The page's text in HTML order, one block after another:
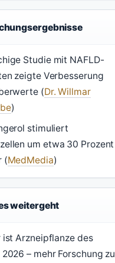
Studie mit NAFLD-
zeigte Verbesserung
(Dr. Willmar
)
stimuliert
um etwa 30 Prozent
(MedMedia)
weitergeht
ist Arzneipflanze des
– mehr Forschung zu